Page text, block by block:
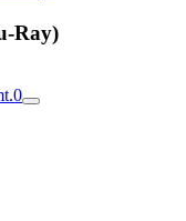
Ray)
0